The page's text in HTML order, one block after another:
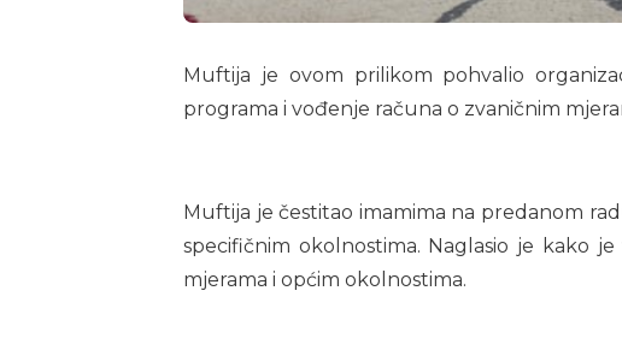
Muftija je ovom prilikom pohvalio
programa i vođenje računa o zvaničnim
Muftija je čestitao imamima na predanom
specifičnim okolnostima. Naglasio je kako
mjerama i općim okolnostima.